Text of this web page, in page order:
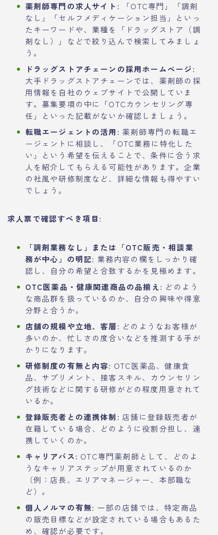
薬剤師専門の求人サイト: 「OTC専門」「調剤
なし」「セルフメディケーション担当」といっ
たキーワードや、業種を「ドラッグストア（調
剤なし）」などで絞り込んで検索してみましょ
う。
ドラッグストアチェーンの採用ホームページ:
大手ドラッグストアチェーンでは、薬剤師の採
用情報を自社のウェブサイトで公開していま
す。募集要項の中に「OTCカウンセリング専
任」といった記載がないか確認しましょう。
転職エージェントの活用: 薬剤師専門の転職エ
ージェントに相談し、「OTC業務に特化した
い」という希望を伝えることで、条件に合う求
人を紹介してもらえる可能性があります。企業
の社風や研修制度など、詳細な情報も得やすい
でしょう。
求人票で確認すべき項目:
「調剤業務なし」または「OTC販売・相談業
務が中心」の明記: 業務内容の欄をしっかり確
認し、自分の希望と合致するかを見極めます。
OTC医薬品・健康関連商品の品揃え: どのよう
な商品群を扱っているのか、自分の興味や得意
分野と合うか。
店舗の規模や立地、客層: どのようなお客様が
多いのか、忙しさの度合いなどを推測する手が
かりになります。
研修制度の有無と内容: OTC医薬品、健康食
品、サプリメント、接客スキル、カウンセリン
グ技術などに関する研修がどの程度用意されて
いるか。
登録販売者との連携体制: 店舗に登録販売者が
在籍している場合、どのように役割分担し、連
携していくのか。
キャリアパス: OTC専門薬剤師として、どのよ
うなキャリアステップが用意されているのか
（例：店長、エリアマネージャー、本部職な
ど）。
個人ノルマの有無: 一部の店舗では、特定商品
の販売目標などが設定されている場合もあるた
め、確認が必要です。